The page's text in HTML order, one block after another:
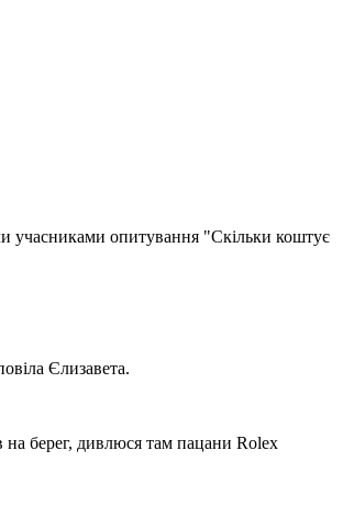
учасниками опитування "Скільки коштує
Єлизавета.
берег, дивлюся там пацани Rolex